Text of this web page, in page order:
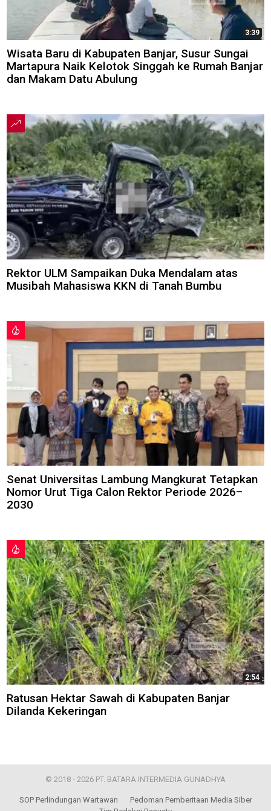
3:39
Wisata Baru di Kabupaten Banjar, Susur Sungai
Martapura Naik Kelotok Singgah ke Rumah Banjar
dan Makam Datu Abulung
Rektor ULM Sampaikan Duka Mendalam atas
Musibah Mahasiswa KKN di Tanah Bumbu
Senat Universitas Lambung Mangkurat Tetapkan
Nomor Urut Tiga Calon Rektor Periode 2026–
2030
2:54
Ratusan Hektar Sawah di Kabupaten Banjar
Dilanda Kekeringan
© 2018 - 2026 PT. BATARA INTERMEDIA GUNADHYA
SOP Perlindungan Wartawan
Pedoman Pemberitaan Media Siber